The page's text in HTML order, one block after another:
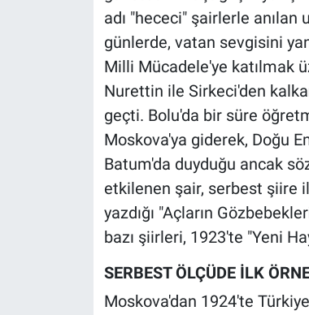
adı "hececi" şairlerle
günlerde, vatan sevgisini
Milli Mücadele'ye katılmak
Nurettin ile Sirkeci'den
geçti. Bolu'da bir süre
Moskova'ya giderek, Doğu
Batum'da duyduğu ancak
etkilenen şair, serbest şiire
yazdığı "Açların
bazı şiirleri, 1923'te "Yeni
SERBEST ÖLÇÜDE İLK
Moskova'dan 1924'te